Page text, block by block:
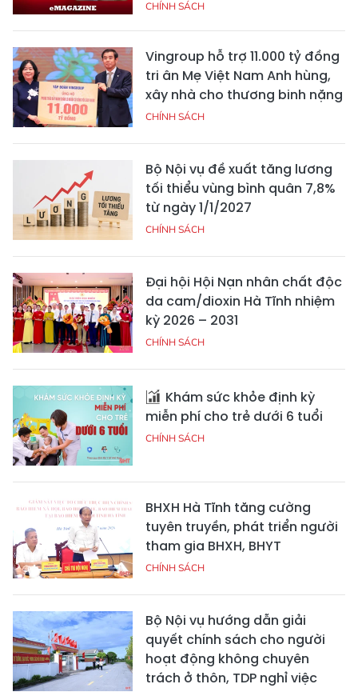
CHÍNH SÁCH
Vingroup hỗ trợ 11.000 tỷ đồng
tri ân Mẹ Việt Nam Anh hùng,
xây nhà cho thương binh nặng
CHÍNH SÁCH
Bộ Nội vụ đề xuất tăng lương
tối thiểu vùng bình quân 7,8%
từ ngày 1/1/2027
CHÍNH SÁCH
Đại hội Hội Nạn nhân chất độc
da cam/dioxin Hà Tĩnh nhiệm
kỳ 2026 – 2031
CHÍNH SÁCH
Khám sức khỏe định kỳ
miễn phí cho trẻ dưới 6 tuổi
CHÍNH SÁCH
BHXH Hà Tĩnh tăng cường
tuyên truyền, phát triển người
tham gia BHXH, BHYT
CHÍNH SÁCH
Bộ Nội vụ hướng dẫn giải
quyết chính sách cho người
hoạt động không chuyên
trách ở thôn, TDP nghỉ việc